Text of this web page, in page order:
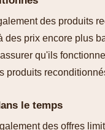
des produits
des prix encore plus
qu'ils
produits
le temps
des offres